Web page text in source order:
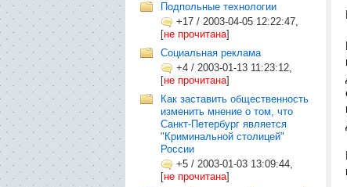
Подпольные технологии
+17 / 2003-04-05 12:22:47,
[не прочитана]
Социальная реклама
+4 / 2003-01-13 11:23:12,
[не прочитана]
Как заставить общественность
изменить мнение о том, что
Санкт-Петербург является
"Криминальной столицей"
России
+5 / 2003-01-03 13:09:44,
[не прочитана]